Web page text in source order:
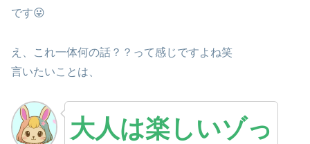
です😛
え、これ一体何の話？？って感じですよね笑
言いたいことは、
大人は楽しいゾっ